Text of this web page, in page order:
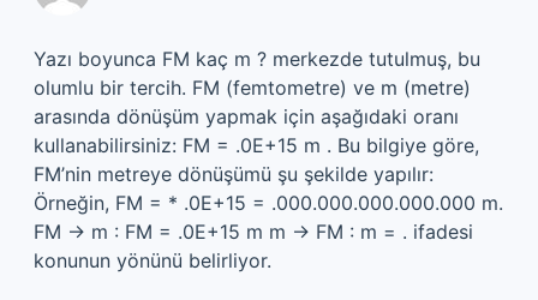
Yazı boyunca FM kaç m ? merkezde tutulmuş, bu
olumlu bir tercih. FM (femtometre) ve m (metre)
arasında dönüşüm yapmak için aşağıdaki oranı
kullanabilirsiniz: FM = .0E+15 m . Bu bilgiye göre,
FM’nin metreye dönüşümü şu şekilde yapılır:
Örneğin, FM = * .0E+15 = .000.000.000.000.000 m.
FM → m : FM = .0E+15 m m → FM : m = . ifadesi
konunun yönünü belirliyor.